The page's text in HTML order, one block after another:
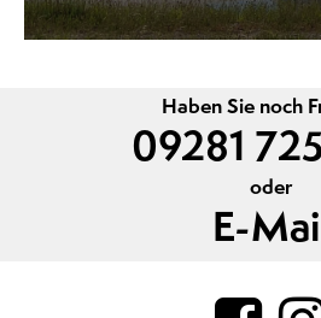
Haben Sie noch
09281
oder
E-Mail